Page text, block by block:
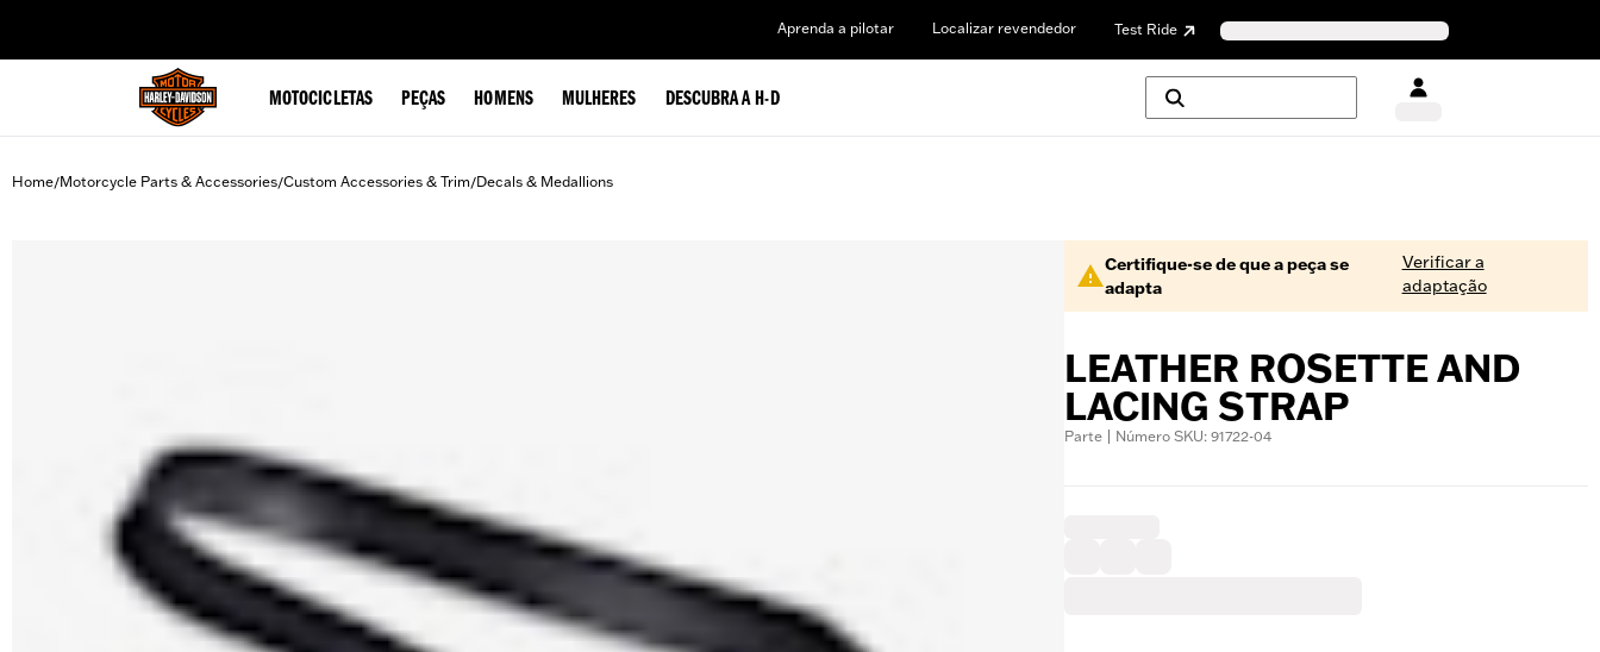
Aprenda a pilotar Localizar revendedor Test Ride
MOTOCICLETAS PEÇAS HOMENS MULHERES DESCUBRA A H-D
Home/Motorcycle Parts & Accessories/Custom Accessories & Trim/Decals & Medallions
Certifique-se de que a peça se
adapta
Verificar a
adaptação
LEATHER ROSETTE AND
LACING STRAP
Parte | Número SKU: 91722-04